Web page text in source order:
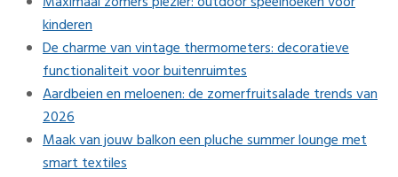
kinderen
De charme van vintage thermometers: decoratieve
functionaliteit voor buitenruimtes
Aardbeien en meloenen: de zomerfruitsalade trends van
2026
Maak van jouw balkon een pluche summer lounge met
smart textiles